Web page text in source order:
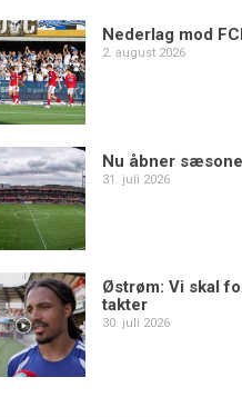
Nederlag mod
2. august 2026
Nu åbner
31. juli 2026
Østrøm: Vi skal
takter
30. juli 2026